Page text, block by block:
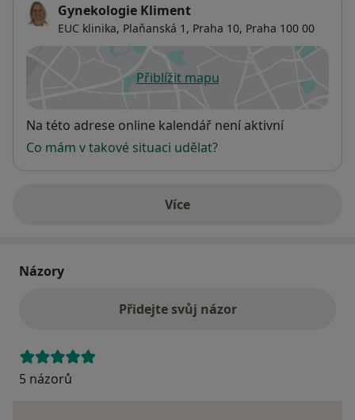
Gynekologie Kliment
EUC klinika, Plaňanská 1, Praha 10, Praha 100 00
Přiblížit mapuse otevře v nové záložce
Dostupnost
Na této adrese online kalendář není aktivní
Co mám v takové situaci udělat?
Víceo adrese
Názory
Přidejte svůj názor
5 názorů